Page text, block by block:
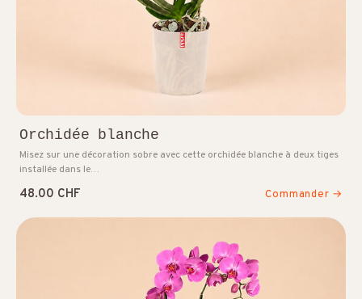
Orchidée blanche
Misez sur une décoration sobre avec cette orchidée blanche à deux tiges
installée dans le…
48.00 CHF Commander →